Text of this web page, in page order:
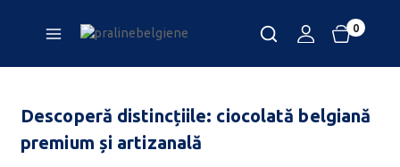
0
Descoperă distincțiile: ciocolată belgiană
premium și artizanală